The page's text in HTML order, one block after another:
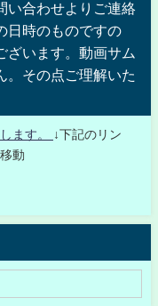
い合わせよりご連絡
日時のものですの
ざいます。動画サム
。その点ご理解いた
ます。
↓下記のリン
動